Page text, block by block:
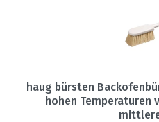
haug bürsten
hohen Temperaturen